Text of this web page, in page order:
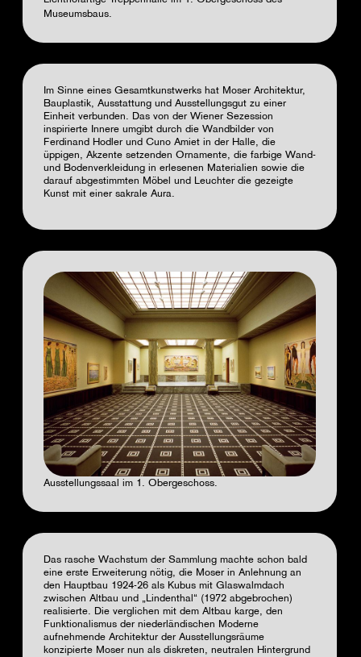
Museumsbaus.
Im Sinne eines Gesamtkunstwerks hat Moser Architektur,
Bauplastik, Ausstattung und Ausstellungsgut zu einer
Einheit verbunden. Das von der Wiener Sezession
inspirierte Innere umgibt durch die Wandbilder von
Ferdinand Hodler und Cuno Amiet in der Halle, die
üppigen, Akzente setzenden Ornamente, die farbige Wand-
und Bodenverkleidung in erlesenen Materialien sowie die
darauf abgestimmten Möbel und Leuchter die gezeigte
Kunst mit einer sakrale Aura.
Ausstellungssaal im 1. Obergeschoss.
Das rasche Wachstum der Sammlung machte schon bald
eine erste Erweiterung nötig, die Moser in Anlehnung an
den Hauptbau 1924-26 als Kubus mit Glaswalmdach
zwischen Altbau und „Lindenthal“ (1972 abgebrochen)
realisierte. Die verglichen mit dem Altbau karge, den
Funktionalismus der niederländischen Moderne
aufnehmende Architektur der Ausstellungsräume
konzipierte Moser nun als diskreten, neutralen Hintergrund